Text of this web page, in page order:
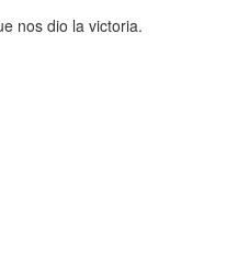
nos dio la victoria.